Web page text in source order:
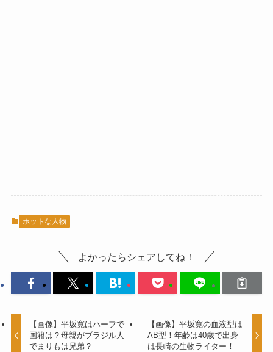
ホットな人物
よかったらシェアしてね！
【画像】平坂寛はハーフで
国籍は？母親がブラジル人
でまりもは兄弟？
【画像】平坂寛の血液型は
AB型！年齢は40歳で出身
は長崎の生物ライター！